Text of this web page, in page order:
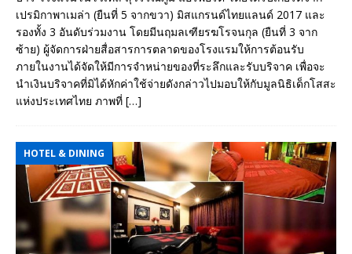
เปรมิกาพาเมล่า (ยืนที่ 5 จากขวา) มิสแกรนด์ไทยแลนด์ 2017 และ
รองทั้ง 3 อันดับร่วมงาน โดยมีนฤมลเฑียรฆโรจนกุล (ยืนที่ 3 จาก
ซ้าย) ผู้จัดการฝ่ายสื่อสารการตลาดของโรงแรมให้การต้อนรับ
ภายในงานได้จัดให้มีการจำหน่ายของที่ระลึกและรับบริจาค เพื่อจะ
นำเงินบริจาคที่มิได้หักค่าใช้จ่ายดังกล่าวไปมอบให้กับมูลนิธิเด็กโสสะ
แห่งประเทศไทย ภาพที่ […]
HOTEL & DINING